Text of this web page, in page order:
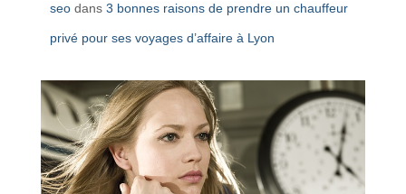
seo dans 3 bonnes raisons de prendre un chauffeur
privé pour ses voyages d’affaire à Lyon